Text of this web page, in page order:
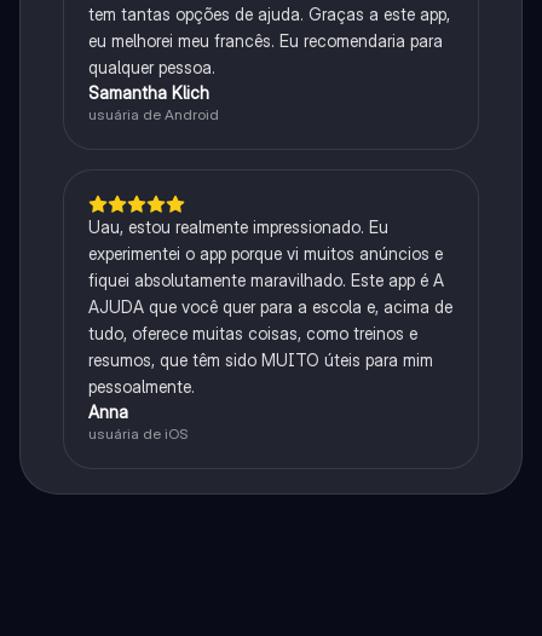
tem tantas opções de ajuda. Graças a este app,
eu melhorei meu francês. Eu recomendaria para
qualquer pessoa.
Samantha Klich
usuária de Android
Uau, estou realmente impressionado. Eu
experimentei o app porque vi muitos anúncios e
fiquei absolutamente maravilhado. Este app é A
AJUDA que você quer para a escola e, acima de
tudo, oferece muitas coisas, como treinos e
resumos, que têm sido MUITO úteis para mim
pessoalmente.
Anna
usuária de iOS